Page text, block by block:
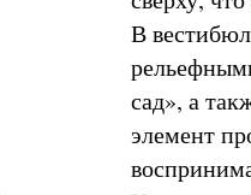
В
сад», а
элемент